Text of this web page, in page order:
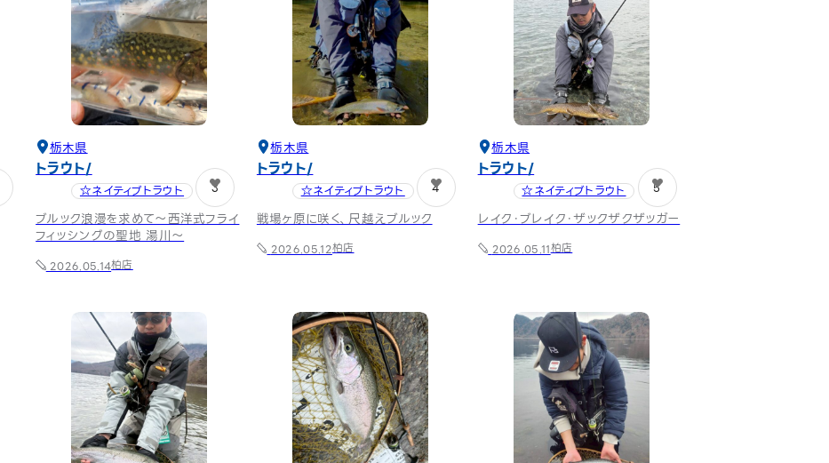
栃木県
トラウト
☆ネイティブトラウト
ブルック浪漫を求めて〜西洋式フライ
フィッシングの聖地 湯川〜
2026.05.14柏店
3
栃木県
トラウト
☆ネイティブトラウト
戦場ヶ原に咲く、尺越えブルック
2026.05.12柏店
4
栃木県
トラウト
☆ネイティブトラウト
レイク・ブレイク・ザックザクザッガー
2026.05.11柏店
5